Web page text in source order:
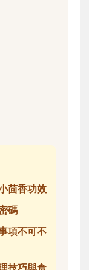
茴香功效
碼
項不可不
技巧與食